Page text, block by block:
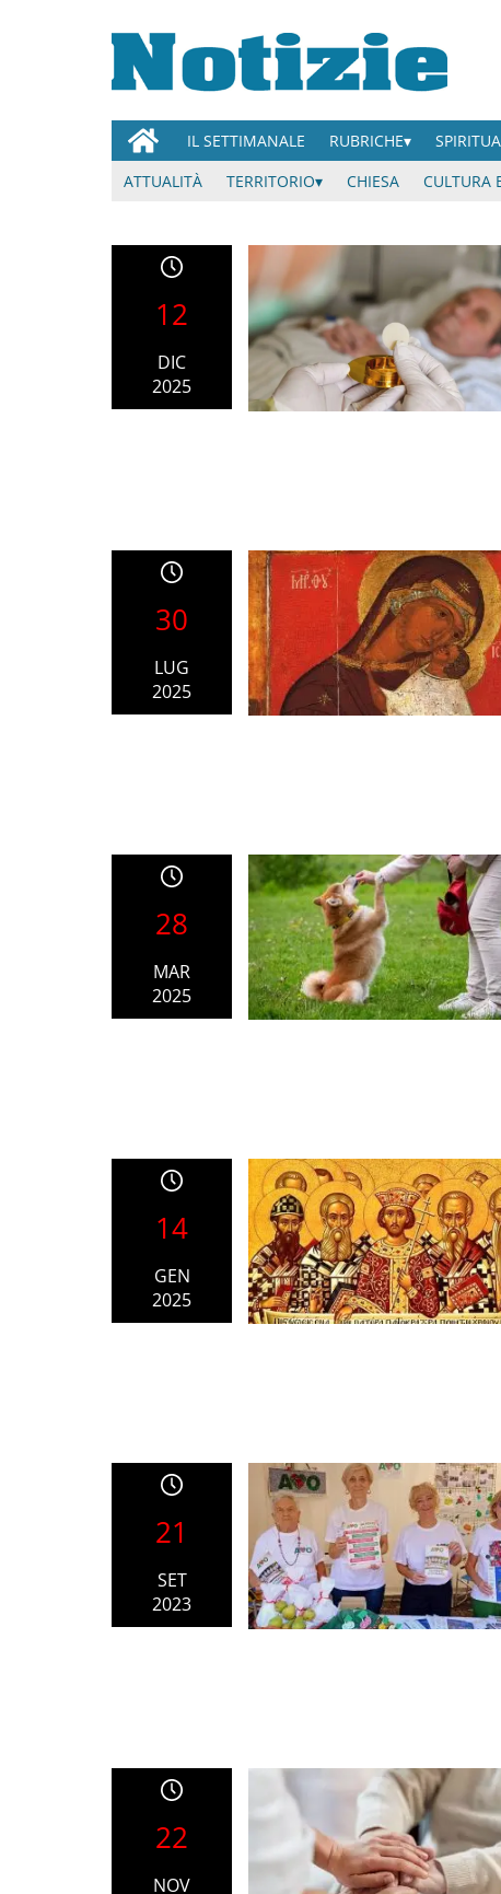
IL SETTIMANALE RUBRICHE
ATTUALITÀ
TERRITORIO CHIESA CULTURA
12
DIC
2025
30
LUG
2025
28
MAR
2025
14
GEN
2025
21
SET
2023
22
NOV